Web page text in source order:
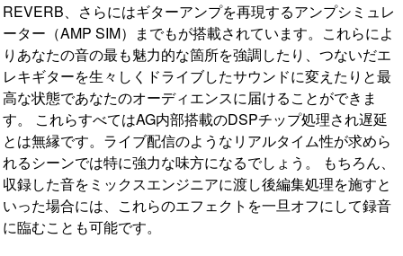
REVERB、さらにはギターアンプを再現するアンプシミュレ
ーター（AMP SIM）までもが搭載されています。これらによ
りあなたの音の最も魅力的な箇所を強調したり、つないだエ
レキギターを生々しくドライブしたサウンドに変えたりと最
高な状態であなたのオーディエンスに届けることができま
す。 これらすべてはAG内部搭載のDSPチップ処理され遅延
とは無縁です。ライブ配信のようなリアルタイム性が求めら
れるシーンでは特に強力な味方になるでしょう。 もちろん、
収録した音をミックスエンジニアに渡し後編集処理を施すと
いった場合には、これらのエフェクトを一旦オフにして録音
に臨むことも可能です。